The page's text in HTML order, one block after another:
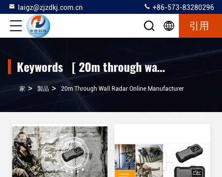
laigz@zjzdkj.com.cn +86-573-83280296
引用
Keywords [ 20m through wall radar ] Match 4 製品
家 > 製品 > 20m Through Wall Radar Online Manufacturer